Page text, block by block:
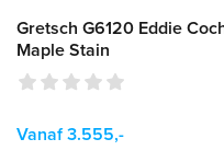
Gretsch G6120 Eddie
Maple Stain
Vanaf 3.555,-